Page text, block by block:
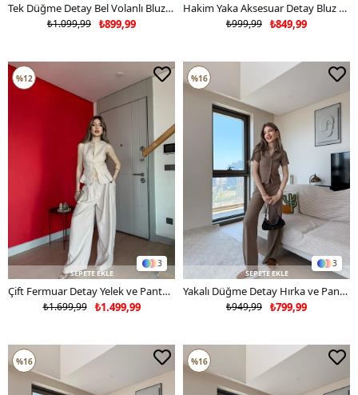
Tek Düğme Detay Bel Volanlı Bluz ve Pantolonlu Keten İkili Takım Pembe 2265
₺899,99
₺1.099,99
Hakim Yaka Aksesuar Detay Bluz ve Pantolonlu Keten İkili Takım Mürdüm 2124
₺849,99
₺999,99
3
SEPETE EKLE
Çift Fermuar Detay Yelek ve Pantolonlu Tensel İkili Takım Bej 2264
₺1.499,99
₺1.699,99
%12
3
SEPETE EKLE
Yakalı Düğme Detay Hırka ve Pantolonlu Gofre İkili Takım Vizon 2263
₺799,99
₺949,99
%16
%16 %16